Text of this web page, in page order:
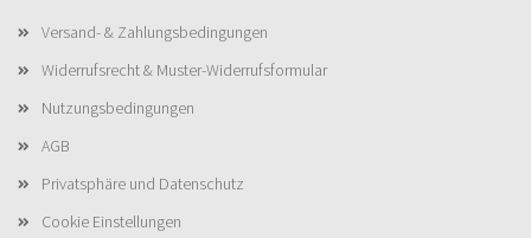
Versand- & Zahlungsbedingungen
Widerrufsrecht & Muster-Widerrufsformular
Nutzungsbedingungen
AGB
Privatsphäre und Datenschutz
Cookie Einstellungen